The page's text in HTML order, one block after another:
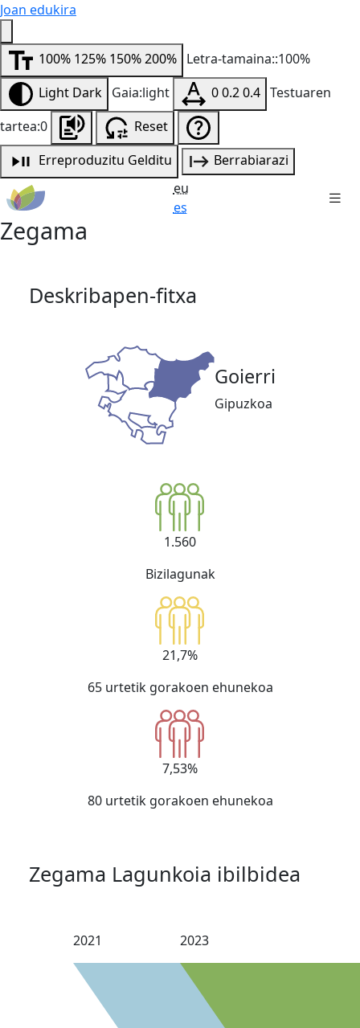
Joan edukira
100% 125% 150%200% Letra-tamaina::100%
Light Dark Gaia:light 00.20.4 Testuaren
tartea:0
Reset
Erreproduzitu Gelditu
Berrabiarazi
eu
es
Zegama
Deskribapen-fitxa
Goierri
Gipuzkoa
1.560
Bizilagunak
21,7%
65 urtetik gorakoen ehunekoa
7,53%
80 urtetik gorakoen ehunekoa
Zegama Lagunkoia ibilbidea
2021 2023